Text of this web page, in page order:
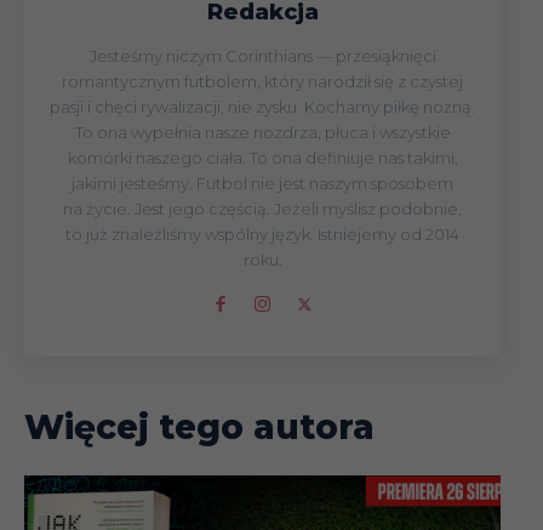
Redakcja
Jesteśmy niczym Corinthians — przesiąknięci
romantycznym futbolem, który narodził się z czystej
pasji i chęci rywalizacji, nie zysku. Kochamy piłkę nożną.
To ona wypełnia nasze nozdrza, płuca i wszystkie
komórki naszego ciała. To ona definiuje nas takimi,
jakimi jesteśmy. Futbol nie jest naszym sposobem
na życie. Jest jego częścią. Jeżeli myślisz podobnie,
to już znaleźliśmy wspólny język. Istniejemy od 2014
roku.
Więcej tego autora